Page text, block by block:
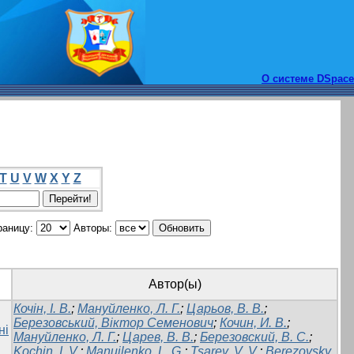
О системе DSpace
U V W X Y Z
Авторы:
Автор(ы)
Кочін, І. В.; Мануйленко, Л. Г.; Царьов, В. В.;
Березовський, Віктор Семенович; Кочин, И. В.;
Мануйленко, Л. Г.; Царев, В. В.; Березовский, В. С.;